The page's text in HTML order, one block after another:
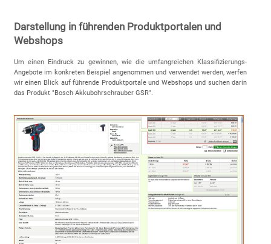
Darstellung in führenden Produktportalen und
Webshops
Um einen Eindruck zu gewinnen, wie die umfangreichen Klassifizierungs-
Angebote im konkreten Beispiel angenommen und verwendet werden, werfen
wir einen Blick auf führende Produktportale und Webshops und suchen darin
das Produkt "Bosch Akkubohrschrauber GSR".